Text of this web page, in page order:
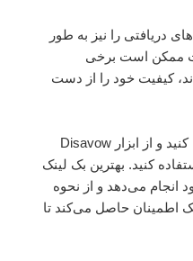
دریافتی را نیز به طور
ممکن است برخی
کیفیت خود را از دست
در چنین مواردی باید سریعا اقدام کنید و از ابزار Disavow
کنید. بهترین بک لینک
انجام می‌دهد و از نحوه
اطمینان حاصل می‌کند تا